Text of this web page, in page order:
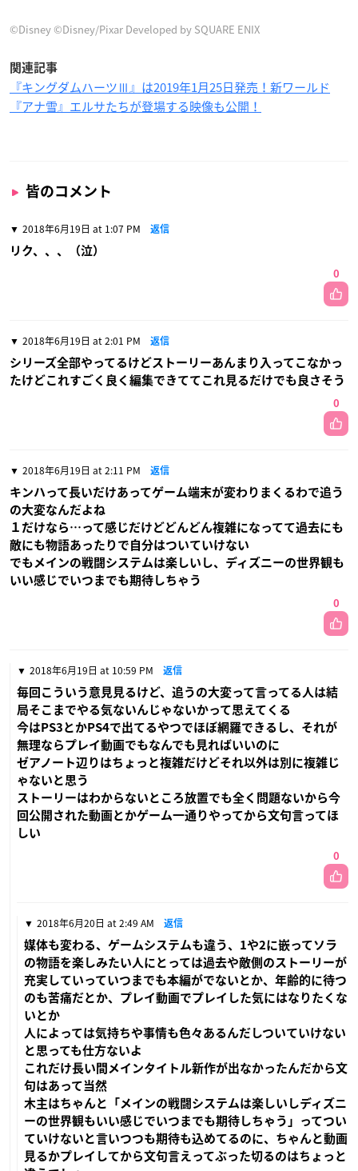
©Disney ©Disney/Pixar Developed by SQUARE ENIX
関連記事
『キングダムハーツⅢ』は2019年1月25日発売！新ワールド
『アナ雪』エルサたちが登場する映像も公開！
皆のコメント
2018年6月19日 at 1:07 PM 返信
リク、、、（泣）
0
2018年6月19日 at 2:01 PM 返信
シリーズ全部やってるけどストーリーあんまり入ってこなかっ
たけどこれすごく良く編集できててこれ見るだけでも良さそう
0
2018年6月19日 at 2:11 PM 返信
キンハって長いだけあってゲーム端末が変わりまくるわで追う
の大変なんだよね
１だけなら…って感じだけどどんどん複雑になってて過去にも
敵にも物語あったりで自分はついていけない
でもメインの戦闘システムは楽しいし、ディズニーの世界観も
いい感じでいつまでも期待しちゃう
0
2018年6月19日 at 10:59 PM 返信
毎回こういう意見見るけど、追うの大変って言ってる人は結
局そこまでやる気ないんじゃないかって思えてくる
今はPS3とかPS4で出てるやつでほぼ網羅できるし、それが
無理ならプレイ動画でもなんでも見ればいいのに
ゼアノート辺りはちょっと複雑だけどそれ以外は別に複雑じ
ゃないと思う
ストーリーはわからないところ放置でも全く問題ないから今
回公開された動画とかゲーム一通りやってから文句言ってほ
しい
0
2018年6月20日 at 2:49 AM 返信
媒体も変わる、ゲームシステムも違う、1や2に嵌ってソラ
の物語を楽しみたい人にとっては過去や敵側のストーリーが
充実していっていつまでも本編がでないとか、年齢的に待つ
のも苦痛だとか、プレイ動画でプレイした気にはなりたくな
いとか
人によっては気持ちや事情も色々あるんだしついていけない
と思っても仕方ないよ
これだけ長い間メインタイトル新作が出なかったんだから文
句はあって当然
木主はちゃんと「メインの戦闘システムは楽しいしディズニ
ーの世界観もいい感じでいつまでも期待しちゃう」ってつい
ていけないと言いつつも期待も込めてるのに、ちゃんと動画
見るかプレイしてから文句言えってぶった切るのはちょっと